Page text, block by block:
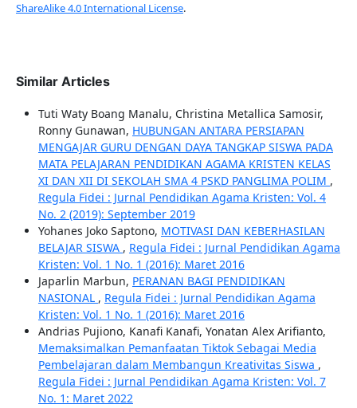
ShareAlike 4.0 International License.
Similar Articles
Tuti Waty Boang Manalu, Christina Metallica Samosir,
Ronny Gunawan, HUBUNGAN ANTARA PERSIAPAN
MENGAJAR GURU DENGAN DAYA TANGKAP SISWA PADA
MATA PELAJARAN PENDIDIKAN AGAMA KRISTEN KELAS
XI DAN XII DI SEKOLAH SMA 4 PSKD PANGLIMA POLIM ,
Regula Fidei : Jurnal Pendidikan Agama Kristen: Vol. 4
No. 2 (2019): September 2019
Yohanes Joko Saptono, MOTIVASI DAN KEBERHASILAN
BELAJAR SISWA , Regula Fidei : Jurnal Pendidikan Agama
Kristen: Vol. 1 No. 1 (2016): Maret 2016
Japarlin Marbun, PERANAN BAGI PENDIDIKAN
NASIONAL , Regula Fidei : Jurnal Pendidikan Agama
Kristen: Vol. 1 No. 1 (2016): Maret 2016
Andrias Pujiono, Kanafi Kanafi, Yonatan Alex Arifianto,
Memaksimalkan Pemanfaatan Tiktok Sebagai Media
Pembelajaran dalam Membangun Kreativitas Siswa ,
Regula Fidei : Jurnal Pendidikan Agama Kristen: Vol. 7
No. 1: Maret 2022